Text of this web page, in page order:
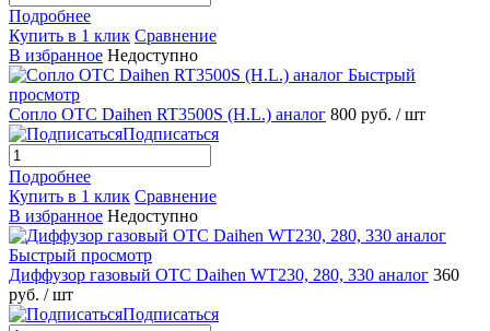
Подробнее
Купить в 1 клик Сравнение
В избранное Недоступно
Быстрый
просмотр
Сопло OTC Daihen RT3500S (H.L.) аналог 800 руб. / шт
Подписаться
Подробнее
Купить в 1 клик Сравнение
В избранное Недоступно
Быстрый просмотр
Диффузор газовый OTC Daihen WT230, 280, 330 аналог 360
руб. / шт
Подписаться